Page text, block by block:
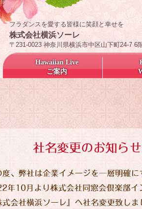
フラダンスを愛する皆様に笑顔と幸せを
株式会社横浜ソーレ
〒231-0023 神奈川県横浜市中区山下町24-7 6
Hawaiian Live
ご案内